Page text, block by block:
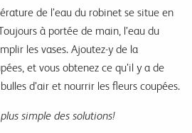
de l’eau du robinet se situe en
à portée de main, l’eau du
les vases. Ajoutez-y de la
et vous obtenez ce qu’il y a de
d’air et nourrir les fleurs coupées.
simple des solutions!